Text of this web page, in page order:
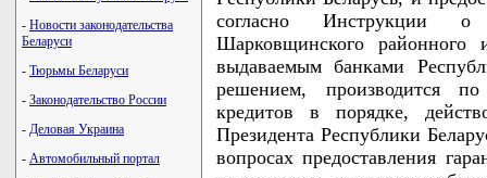
- Новости законодательства
Беларуси
- Тюрьмы Беларуси
- Законодательство России
- Деловая Украина
- Автомобильный портал
согласно Инструкции о
Шарковщинского районного
выдаваемым банками
решением, производится
кредитов в порядке,
Президента Республики
вопросах предоставления